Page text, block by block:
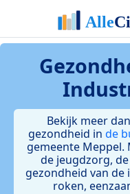
Bekijk meer
gezondheid in de
gemeente
de jeugdzorg,
gezondheid van
roken,